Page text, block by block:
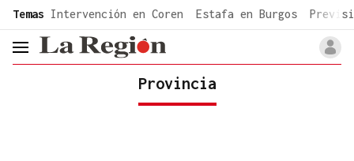
common.go-to-content
Temas Intervención en Coren Estafa en Burgos
header.menu.open
Provincia